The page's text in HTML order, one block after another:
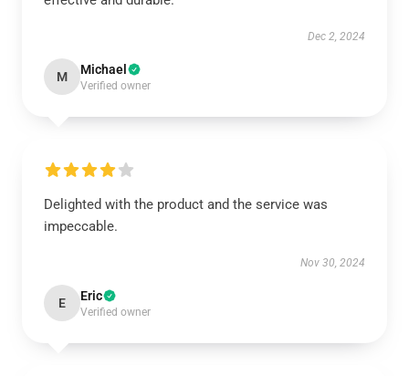
Dec 2, 2024
M Michael
Verified owner
Delighted with the product and the service was
impeccable.
Nov 30, 2024
E Eric
Verified owner